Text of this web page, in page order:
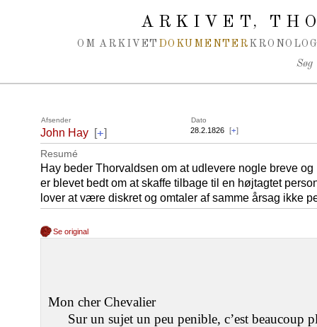
ARKIVET,
OM ARKIVET DOKUMENTER
Søg
Afsender Dato
John Hay [+] 28.2.1826 [+]
Resumé
Hay beder Thorvaldsen om at udlevere nogle breve
er blevet bedt om at skaffe tilbage til en højtagtet
lover at være diskret og omtaler af samme årsag ikke
Se original
Mon cher Chevalier
Sur un sujet un peu penible, c’est beaucoup